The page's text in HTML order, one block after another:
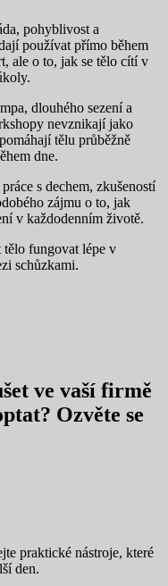
pohyblivost a
používat přímo během
ale o to, jak se tělo cítí v
dlouhého sezení a
nevznikají jako
tělu průběžně
dne.
s dechem, zkušeností
zájmu o to, jak
v každodenním životě.
fungovat lépe v
schůzkami.
ve vaší firmě
Ozvěte se
praktické nástroje, které
den.